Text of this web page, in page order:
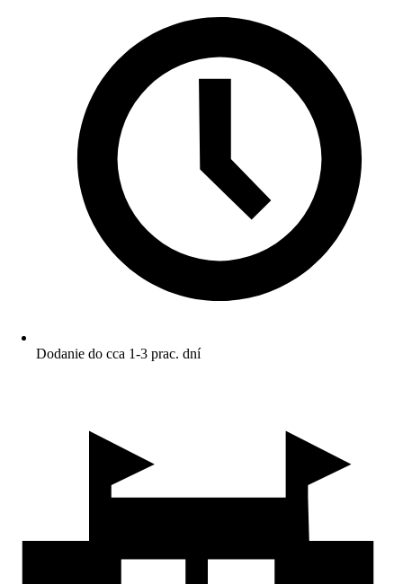
Dodanie do cca 1-3 prac. dní